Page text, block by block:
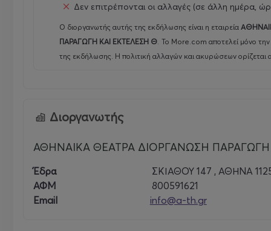
Ημέρες & Ώρες παραστάσεων:
Κάθε Δευτέρα & Τρίτη στις 20:00, Σάββατο στις 18:00
Τιμές εισιτηρίων: VIP :25 Ευρώ, Α' Διαζωμα 20 Ευρώ Β'
Φοιτητικό, Ανέργων, Παιδικό (έως 12 ετών),
Άτομα σε αναπηρικό αμαξίδιο εισέρχονται δωρεάν,
θεάτρου, λόγω περιορισμένων θέσεων.
Δεν επιτρέπονται οι αλλαγές (σε άλλη ημέρα,
Ο διοργανωτής αυτής της εκδήλωσης είναι η εταιρεία
ΠΑΡΑΓΩΓΗ ΚΑΙ ΕΚΤΕΛΕΣΗ Θ. Το More.com αποτελεί μόνο
της εκδήλωσης. Η πολιτική αλλαγών και ακυρώσεων ορίζεται
Διοργανωτής
ΑΘΗΝΑΙΚΑ ΘΕΑΤΡΑ ΔΙΟΡΓΑΝΩΣΗ
Έδρα ΣΚΙΑΘΟΥ 147 , ΑΘΗΝΑ
ΑΦΜ
800591621
Email
info@a-th.gr